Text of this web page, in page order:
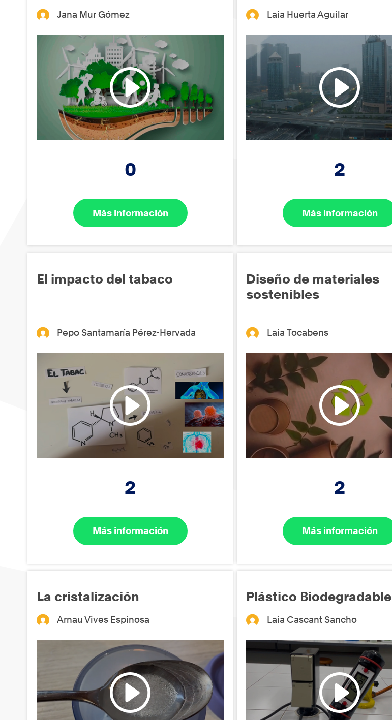
Jana Mur Gómez
0
Más información
Laia Huerta Aguilar
2
Más información
El impacto del tabaco
Pepo Santamaría Pérez-Hervada
2
Más información
Diseño de materiales
sostenibles
Laia Tocabens
2
Más información
La cristalización
Arnau Vives Espinosa
Plástico Biodegradable
Laia Cascant Sancho